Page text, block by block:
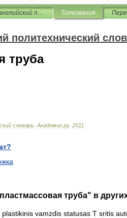
Русско-английский политехнический словарь Толкования
политехнический
труба
словарь Академик.ру. 2011
труба" в
vamzdis statusas T sritis